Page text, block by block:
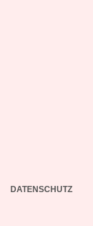
DATENSCHUTZ